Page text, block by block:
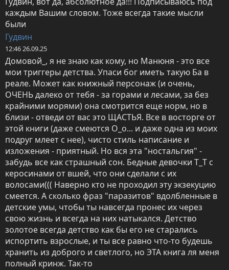
каждым Вашим словом. Тоже всегда такие мысли
были
Гудвин
12:46 26.09.25
Домовой_, я не знаю как кому, но Манюня - это все
мои триггеры детства. Упаси бог иметь такую Ба в
реале. Может как книжный персонаж (и очень,
ОЧЕНЬ далеко от тебя - за горами и лесами, за без
крайними морями) она смотрится еще норм, но в
близи - отведи от вас это ЩАСТЬЯ. Все в восторге от
этой книги (даже смеются О_о... и даже одна из моих
подруг млеет с нее), чисто стиль написание и
изложения - приятный. Но вся эта "ностальгия" -
забудь все как страшный сон. Бедные девочки Т_Т с
керосинами от вшей, что они сделали с их
волосами((( Наверно кто не проходил эту экзекуцию
смеется. А сколько фраз "паразитов" вдолбленные в
детские умы, чтобы ты навсегда пронес их через
свою жизнь и всегда на них натыкался. Детство
золотое всегда детство как бы его не старались
испортить взрослые, и ты все равно что-то будешь
хранить из доброго и светлого, но ЭТА книга ля меня
полный кринж. Так-то